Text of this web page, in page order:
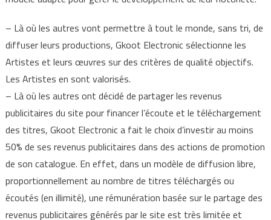
– Là où les autres vont permettre à tout le monde, sans tri, de
diffuser leurs productions, Gkoot Electronic sélectionne les
Artistes et leurs œuvres sur des critères de qualité objectifs.
Les Artistes en sont valorisés.
– Là où les autres ont décidé de partager les revenus
publicitaires du site pour financer l’écoute et le téléchargement
des titres, Gkoot Electronic a fait le choix d’investir au moins
50% de ses revenus publicitaires dans des actions de promotion
de son catalogue. En effet, dans un modèle de diffusion libre,
proportionnellement au nombre de titres téléchargés ou
écoutés (en illimité), une rémunération basée sur le partage des
revenus publicitaires générés par le site est très limitée et